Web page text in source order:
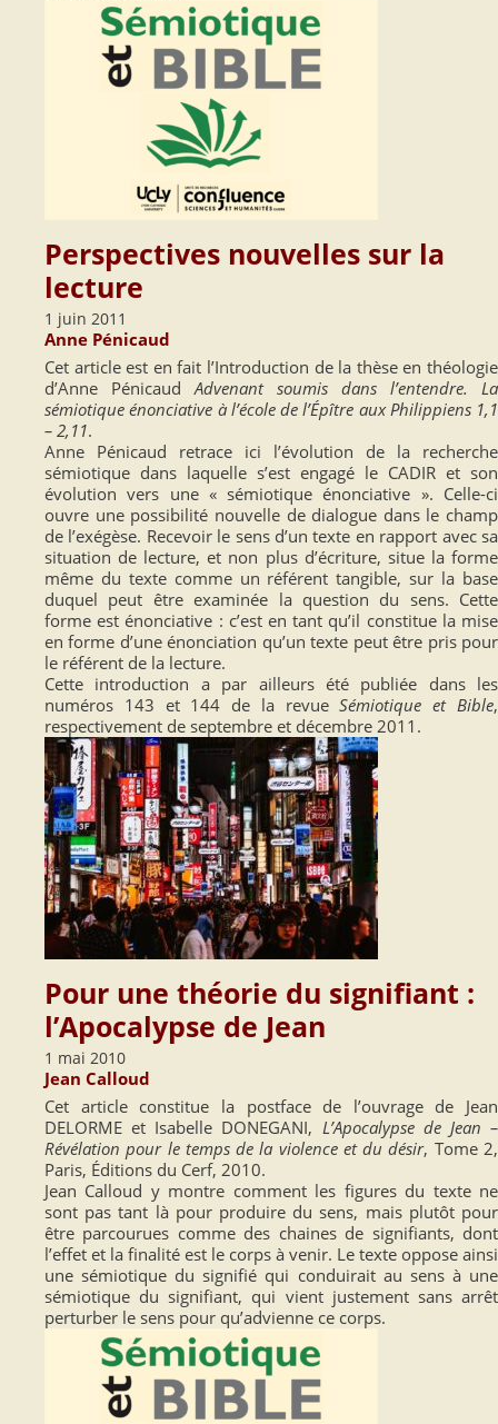
Perspectives nouvelles sur la
lecture
1 juin 2011
Anne Pénicaud
Cet article est en fait l’Introduction de la thèse en théologie
d’Anne PénicaudAdvenant soumis dans l’entendre. La
sémiotique énonciative à l’école de l’Épître aux Philippiens 1,1
– 2,11.
Anne Pénicaud retrace ici l’évolution de la recherche
sémiotique dans laquelle s’est engagé le CADIR et son
évolution vers une « sémiotique énonciative ». Celle-ci
ouvre une possibilité nouvelle de dialogue dans le champ
de l’exégèse. Recevoir le sens d’un texte en rapport avec sa
situation de lecture, et non plus d’écriture, situe la forme
même du texte comme un référent tangible, sur la base
duquel peut être examinée la question du sens. Cette
forme est énonciative : c’est en tant qu’il constitue la mise
en forme d’une énonciation qu’un texte peut être pris pour
le référent de la lecture.
Cette introduction a par ailleurs été publiée dans les
numéros 143 et 144 de la revueSémiotique et Bible,
respectivement de septembre et décembre 2011.
Pour une théorie du signifiant :
l’Apocalypse de Jean
1 mai 2010
Jean Calloud
Cet article constitue la postface de l’ouvrage de Jean
DELORME et Isabelle DONEGANI, L’Apocalypse de Jean –
Révélation pour le temps de la violence et du désir, Tome 2,
Paris, Éditions du Cerf, 2010.
Jean Calloud y montre comment les figures du texte ne
sont pas tant là pour produire du sens, mais plutôt pour
être parcourues comme des chaines de signifiants, dont
l’effet et la finalité est le corps à venir. Le texte oppose ainsi
une sémiotique du signifié qui conduirait au sens à une
sémiotique du signifiant, qui vient justement sans arrêt
perturber le sens pour qu’advienne ce corps.